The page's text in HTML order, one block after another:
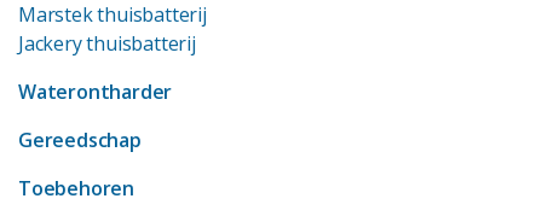
Marstek thuisbatterij
Jackery thuisbatterij
Waterontharder
Gereedschap
Toebehoren